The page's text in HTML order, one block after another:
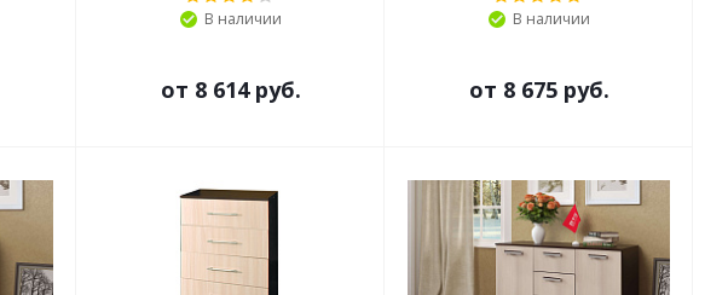
В наличии
от 8 614 руб.
В наличии
от 8 675 руб.